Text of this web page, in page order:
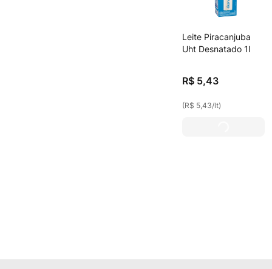
Leite Piracanjuba
Uht Desnatado 1l
R$ 5,43
(R$ 5,43/lt)